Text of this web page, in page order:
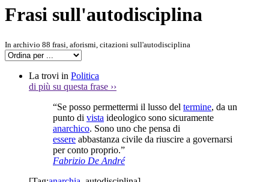
Frasi sull'autodisciplina
In archivio 88 frasi, aforismi, citazioni sull'autodisciplina
La trovi in Politica
di più su questa frase ››
“Se posso permettermi il lusso del termine, da un
punto di vista ideologico sono sicuramente
anarchico. Sono uno che pensa di
essere abbastanza civile da riuscire a governarsi
per conto proprio.”
Fabrizio De André